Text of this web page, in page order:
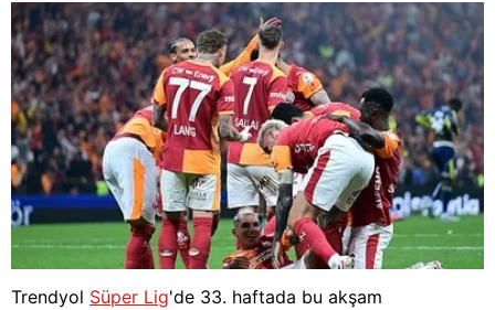
Trendyol Süper Lig'de 33. haftada bu akşam